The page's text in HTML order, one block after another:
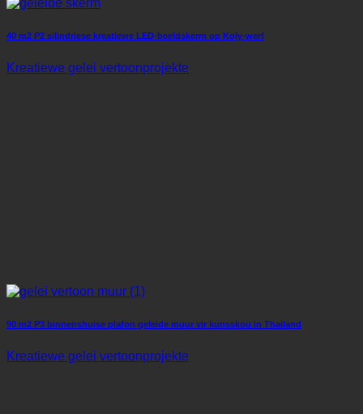
40 m2 P2 silindriese kreatiewe LED-beeldskerm op Koly-werf
Kreatiewe gelei vertoonprojekte
90 m2 P3 binnenshuise plafon geleide muur vir kunsskou in Thailand
Kreatiewe gelei vertoonprojekte